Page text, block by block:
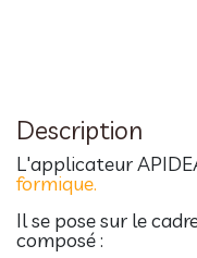
Description
L'applicateur
formique.
Il se pose sur le
composé :